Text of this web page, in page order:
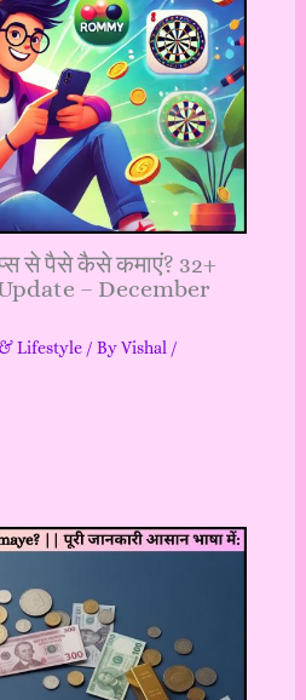
से पैसे कैसे कमाएं? 32+
– December
Lifestyle/ ByVishal /